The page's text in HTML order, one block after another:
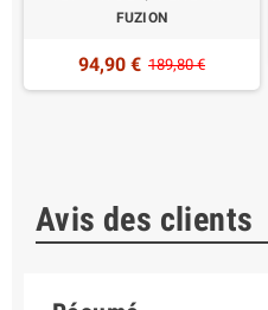
FUZION
94,90 € 189,80 €
Avis des clients